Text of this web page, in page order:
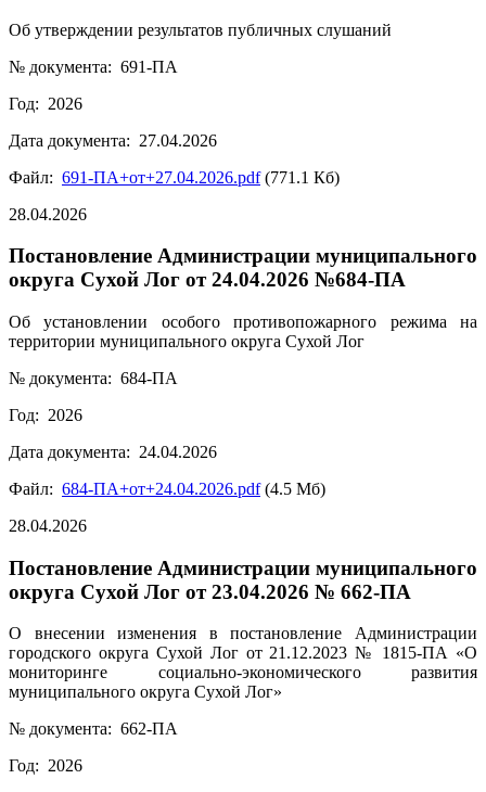
Об утверждении результатов публичных слушаний
№ документа: 691-ПА
Год: 2026
Дата документа: 27.04.2026
Файл: 691-ПА+от+27.04.2026.pdf(771.1 Кб)
28.04.2026
Постановление Администрации муниципального
округа Сухой Лог от 24.04.2026 №684-ПА
Об установлении особого противопожарного режима на
территории муниципального округа Сухой Лог
№ документа: 684-ПА
Год: 2026
Дата документа: 24.04.2026
Файл: 684-ПА+от+24.04.2026.pdf(4.5 Мб)
28.04.2026
Постановление Администрации муниципального
округа Сухой Лог от 23.04.2026 № 662-ПА
О внесении изменения в постановление Администрации
городского округа Сухой Лог от 21.12.2023 № 1815-ПА «О
мониторинге социально-экономического развития
муниципального округа Сухой Лог»
№ документа: 662-ПА
Год: 2026